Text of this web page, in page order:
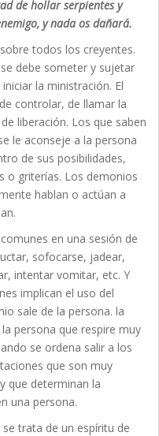
de hollar serpientes y
y nada os dañará.
todos los creyentes.
debe someter y sujetar
la ministración. El
controlar, de llamar la
liberación. Los que saben
le aconseje a la persona
de sus posibilidades,
o griterías. Los demonios
hablan o actúan a
en una sesión de
sofocarse, jadear,
intentar vomitar, etc. Y
implican el uso del
sale de la persona. la
persona que respire muy
se ordena salir a los
que son muy
que determinan la
una persona.
trata de un espíritu de